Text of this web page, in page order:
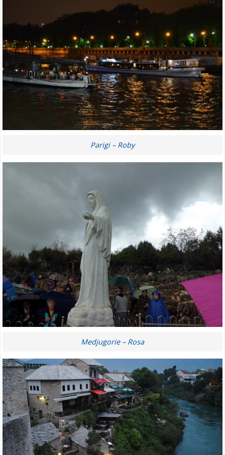
Parigi – Roby
Medjugorie – Rosa